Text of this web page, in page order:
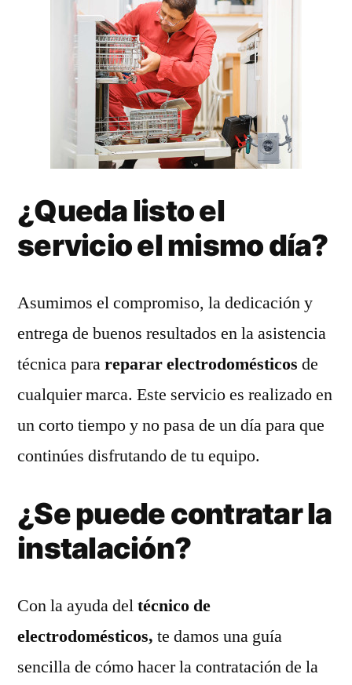
¿Queda listo el
servicio el mismo día?
Asumimos el compromiso, la dedicación y
entrega de buenos resultados en la asistencia
técnica parareparar electrodomésticos de
cualquier marca. Este servicio es realizado en
un corto tiempo y no pasa de un día para que
continúes disfrutando de tu equipo.
¿Se puede contratar la
instalación?
Con la ayuda deltécnico de
electrodomésticos, te damos una guía
sencilla de cómo hacer la contratación de la